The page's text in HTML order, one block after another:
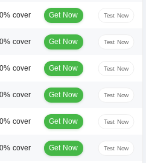
cover Get Now Test Now
cover Get Now Test Now
cover Get Now Test Now
cover Get Now Test Now
cover Get Now Test Now
cover Get Now Test Now